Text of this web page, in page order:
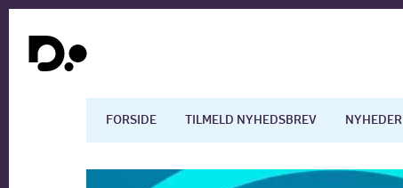
FORSIDE TILMELD NYHEDSBREV NYHEDER